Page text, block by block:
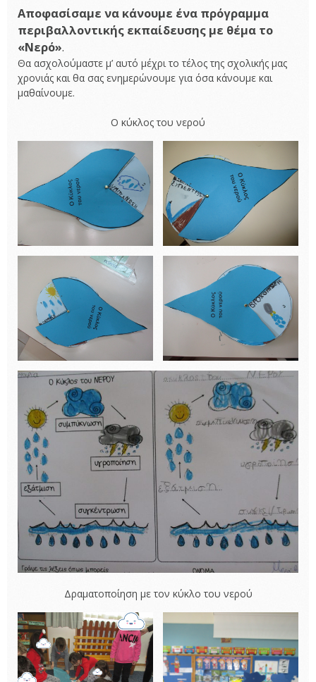
Αποφασίσαμε να κάνουμε ένα πρόγραμμα
περιβαλλοντικής εκπαίδευσης με θέμα το
«Νερό».
Θα ασχολούμαστε μ’ αυτό μέχρι το τέλος της σχολικής μας
χρονιάς και θα σας ενημερώνουμε για όσα κάνουμε και
μαθαίνουμε.
Ο κύκλος του νερού
Δραματοποίηση με τον κύκλο του νερού